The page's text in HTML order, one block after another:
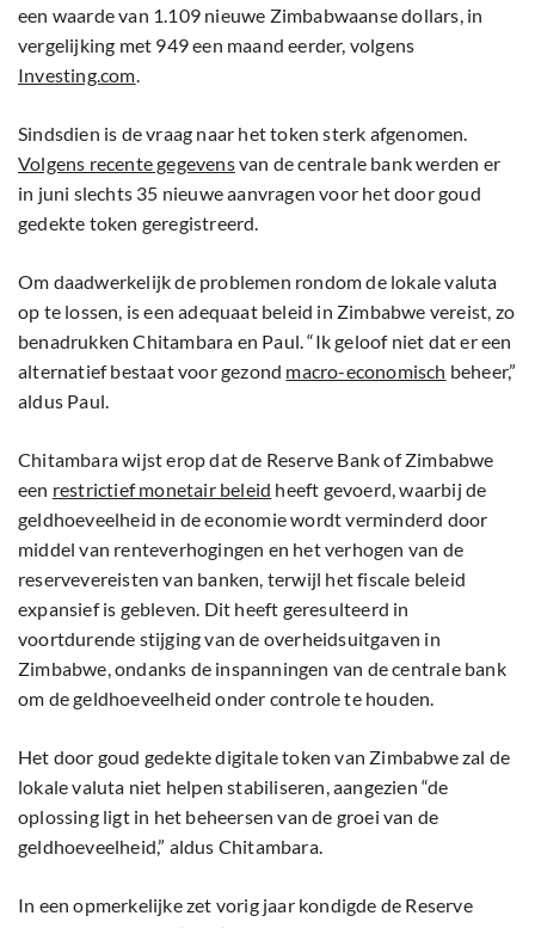
een waarde van 1.109 nieuwe Zimbabwaanse dollars, in
vergelijking met 949 een maand eerder, volgens
Investing.com.
Sindsdien is de vraag naar het token sterk afgenomen.
Volgens recente gegevensvan de centrale bank werden er
in juni slechts 35 nieuwe aanvragen voor het door goud
gedekte token geregistreerd.
Om daadwerkelijk de problemen rondom de lokale valuta
op te lossen, is een adequaat beleid in Zimbabwe vereist, zo
benadrukken Chitambara en Paul. “Ik geloof niet dat er een
alternatief bestaat voor gezond macro-economisch beheer,”
aldus Paul.
Chitambara wijst erop dat de Reserve Bank of Zimbabwe
een restrictief monetair beleid heeft gevoerd, waarbij de
geldhoeveelheid in de economie wordt verminderd door
middel van renteverhogingen en het verhogen van de
reservevereisten van banken, terwijl het fiscale beleid
expansief is gebleven. Dit heeft geresulteerd in
voortdurende stijging van de overheidsuitgaven in
Zimbabwe, ondanks de inspanningen van de centrale bank
om de geldhoeveelheid onder controle te houden.
Het door goud gedekte digitale token van Zimbabwe zal de
lokale valuta niet helpen stabiliseren, aangezien “de
oplossing ligt in het beheersen van de groei van de
geldhoeveelheid,” aldus Chitambara.
In een opmerkelijke zet vorig jaar kondigde de Reserve